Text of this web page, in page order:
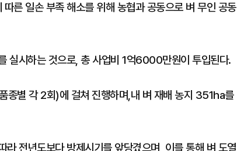
른 일손 부족 해소를 위해 농협과 공동으로 벼 무인 공동
실시하는 것으로, 총 사업비 1억6000만원이 투입된다.
종별 각 2회)에 걸쳐 진행하며,내 벼 재배 농지 351ha를
전년도보다 방제시기를 앞당겼으며, 이를 통해 벼 도열